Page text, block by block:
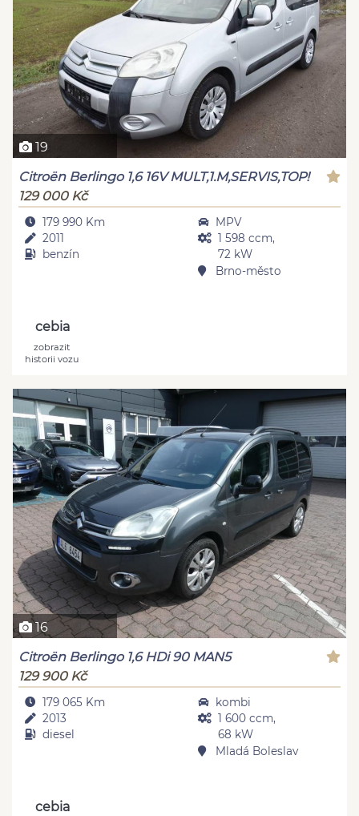
19
Citroën Berlingo 1,6 16V MULT,1.M,SERVIS,TOP!
129 000 Kč
179 990 Km
2011
benzín
MPV
1 598 ccm,
72 kW
Brno-město
cebia
zobrazit
historii vozu
16
Citroën Berlingo 1,6 HDi 90 MAN5
129 900 Kč
179 065 Km
2013
diesel
kombi
1 600 ccm,
68 kW
Mladá Boleslav
cebia